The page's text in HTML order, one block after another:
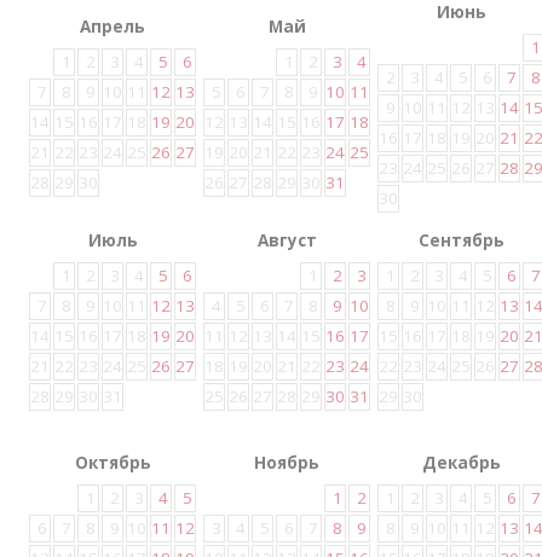
Апрель
1
2 3 4 5
6
7
8 9 10 11 12 13
14 15 16 17 18 19 20
21 22 23 24 25 26 27
28 29 30
Май
1
2 3
4
5
6 7 8 9 10 11
12 13 14 15 16 17 18
19 20 21 22 23 24 25
26 27 28 29 30 31
Июнь
1
2
3 4 5 6 7
8
9 10 11 12 13 14 15
16 17 18 19 20 21 22
23 24 25 26 27 28 29
30
Июль
1
2 3 4 5
6
7
8 9 10 11 12 13
14 15 16 17 18 19 20
21 22 23 24 25 26 27
28 29 30 31
Август
1
2
3
4
5 6 7 8 9 10
11 12 13 14 15 16 17
18 19 20 21 22 23 24
25 26 27 28 29 30 31
Сентябрь
1
2 3 4 5 6
7
8
9 10 11 12 13 14
15 16 17 18 19 20 21
22 23 24 25 26 27 28
29 30
Октябрь
1
2 3 4
5
6
7 8 9 10 11 12
Ноябрь
1
2
3
4 5 6 7 8
9
Декабрь
1
2 3 4 5 6
7
8
9 10 11 12 13 14